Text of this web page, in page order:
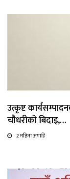
उत्कृष्ट
चौधरीको बिदाइ,…
2 महिना अगाडि